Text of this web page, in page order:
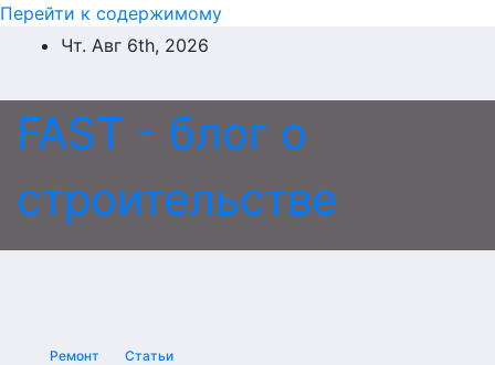
Перейти к содержимому
Чт. Авг 6th, 2026
FAST - блог о
строительстве
Ремонт Статьи